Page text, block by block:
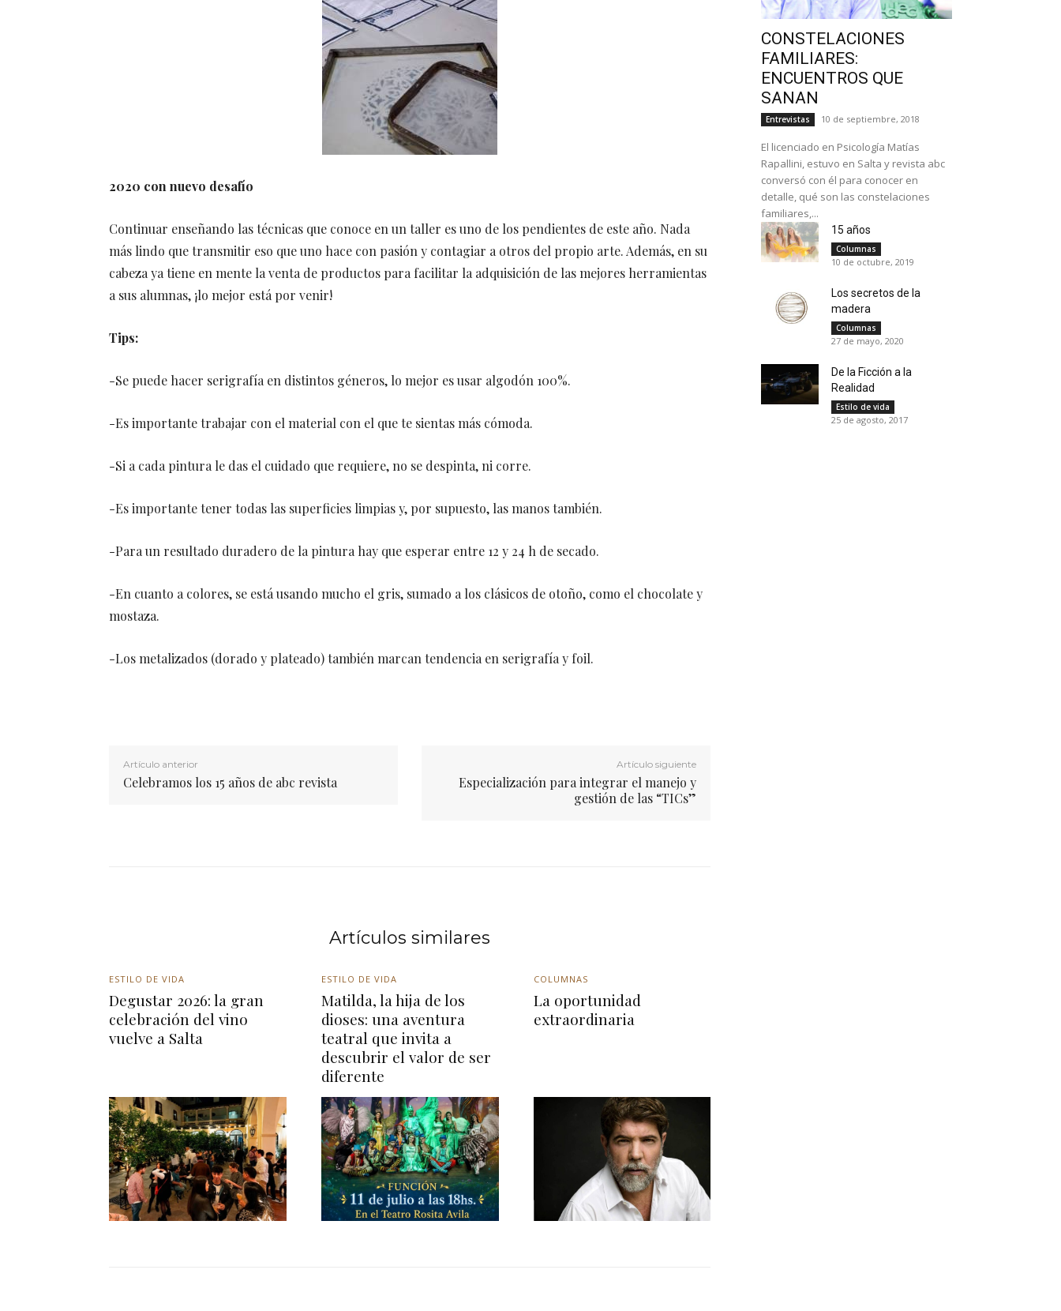
2020 con nuevo desafío
Continuar enseñando las técnicas que conoce en un taller es uno de los pendientes de este año. Nada
más lindo que transmitir eso que uno hace con pasión y contagiar a otros del propio arte. Además, en su
cabeza ya tiene en mente la venta de productos para facilitar la adquisición de las mejores herramientas
a sus alumnas, ¡lo mejor está por venir!
Tips:
-Se puede hacer serigrafía en distintos géneros, lo mejor es usar algodón 100%.
-Es importante trabajar con el material con el que te sientas más cómoda.
-Si a cada pintura le das el cuidado que requiere, no se despinta, ni corre.
-Es importante tener todas las superficies limpias y, por supuesto, las manos también.
-Para un resultado duradero de la pintura hay que esperar entre 12 y 24 h de secado.
-En cuanto a colores, se está usando mucho el gris, sumado a los clásicos de otoño, como el chocolate y
mostaza.
-Los metalizados (dorado y plateado) también marcan tendencia en serigrafía y foil.
Artículo anterior
Celebramos los 15 años de abc revista
Artículo siguiente
Especialización para integrar el manejo y
gestión de las “TICs”
CONSTELACIONES
FAMILIARES:
ENCUENTROS QUE
SANAN
Entrevistas 10 de septiembre, 2018
El licenciado en Psicología Matías
Rapallini, estuvo en Salta y revista abc
conversó con él para conocer en
detalle, qué son las constelaciones
familiares,...
15 años
Columnas
10 de octubre, 2019
Los secretos de la
madera
Columnas
27 de mayo, 2020
De la Ficción a la
Realidad
Estilo de vida
25 de agosto, 2017
Artículos similares
ESTILO DE VIDA
Degustar 2026: la gran
celebración del vino
vuelve a Salta
ESTILO DE VIDA
Matilda, la hija de los
dioses: una aventura
teatral que invita a
descubrir el valor de ser
diferente
COLUMNAS
La oportunidad
extraordinaria